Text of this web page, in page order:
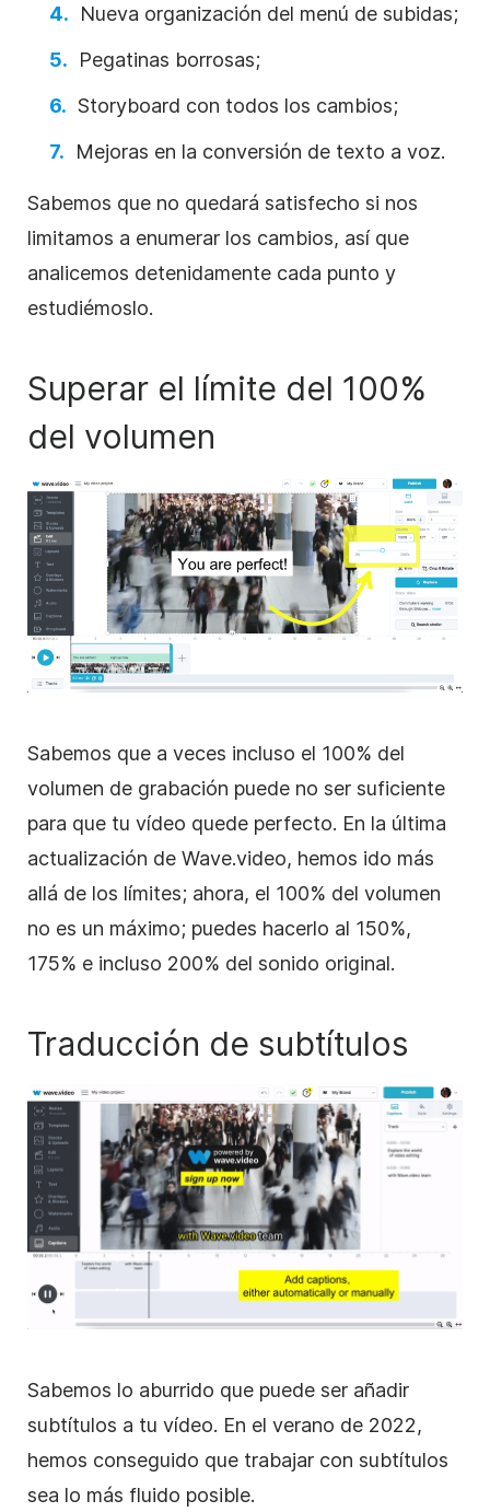
Nueva organización del menú de subidas;
Pegatinas borrosas;
Storyboard con todos los cambios;
Mejoras en la conversión de texto a voz.
Sabemos que no quedará satisfecho si nos
limitamos a enumerar los cambios, así que
analicemos detenidamente cada punto y
estudiémoslo.
Superar el límite del 100%
del volumen
Sabemos que a veces incluso el 100% del
volumen de grabación puede no ser suficiente
para que tu vídeo quede perfecto. En la última
actualización de Wave.video, hemos ido más
allá de los límites; ahora, el 100% del volumen
no es un máximo; puedes hacerlo al 150%,
175% e incluso 200% del sonido original.
Traducción de subtítulos
Sabemos lo aburrido que puede ser añadir
subtítulos a tu vídeo. En el verano de 2022,
hemos conseguido que trabajar con subtítulos
sea lo más fluido posible.